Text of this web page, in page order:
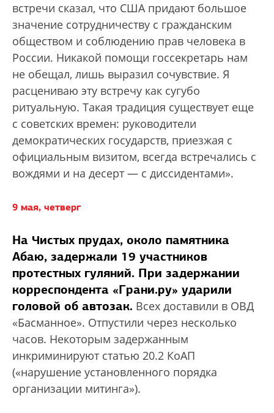
встречи сказал, что США придают большое
значение сотрудничеству с гражданским
обществом и соблюдению прав человека в
России. Никакой помощи госсекретарь нам
не обещал, лишь выразил сочувствие. Я
расцениваю эту встречу как сугубо
ритуальную. Такая традиция существует еще
с советских времен: руководители
демократических государств, приезжая с
официальным визитом, всегда встречались с
вождями и на десерт — с диссидентами».
9 мая, четверг
На Чистых прудах, около памятника
Абаю, задержали 19 участников
протестных гуляний. При задержании
корреспондента «Грани.ру» ударили
головой об автозак. Всех доставили в ОВД
«Басманное». Отпустили через несколько
часов. Некоторым задержанным
инкриминируют статью 20.2 КоАП
(«нарушение установленного порядка
организации митинга»).